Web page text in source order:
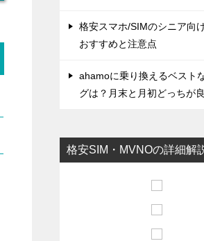
格安スマホ/SIMのシニア向
おすすめと注意点
ahamoに乗り換えるベスト
グは？月末と月初どっちが
格安SIM・MVNOの詳細解